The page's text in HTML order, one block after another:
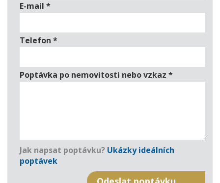
E-mail *
Telefon *
Poptávka po nemovitosti nebo vzkaz *
Jak napsat poptávku? Ukázky ideálních
poptávek